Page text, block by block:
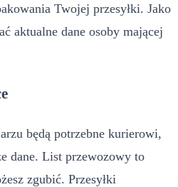
Twojej przesyłki. Jako
aktualne dane osoby mającej
będą potrzebne kurierowi,
dane. List przewozowy to
zgubić. Przesyłki